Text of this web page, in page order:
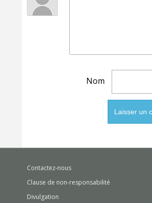
Nom
Contactez-nous
Clause de non-responsabilité
Divulgation